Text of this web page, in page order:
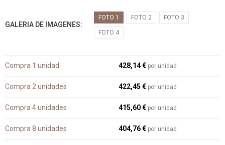
GALERIA DE IMAGENES
FOTO 1 FOTO 2 FOTO 3
FOTO 4
Compra 1 unidad 428,14 € por unidad
Compra 2 unidades 422,45 € por unidad
Compra 4 unidades 415,60 € por unidad
Compra 8 unidades 404,76 € por unidad